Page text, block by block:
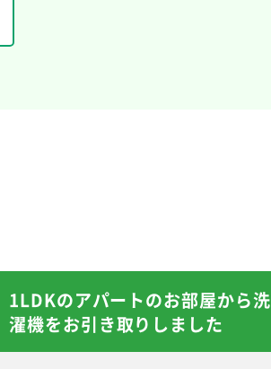
1LDKのアパートのお部屋から洗
濯機をお引き取りしました